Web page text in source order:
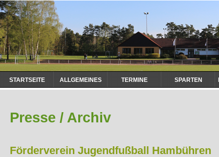
Navigation
überspringen
STARTSEITE ALLGEMEINES TERMINE SPARTEN
Presse / Archiv
Förderverein Jugendfußball Hambühren